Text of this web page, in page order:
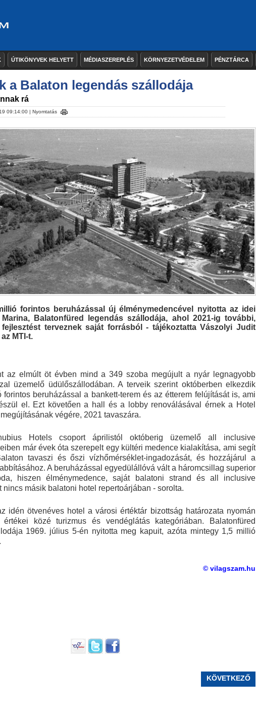
ÚTIKÖNYVEK HELYETT MÉDIASZEREPLÉS KÖRNYEZETVÉDELEM PÉNZTÁRCA
a Balaton legendás szállodája
rá
09:14:00 | Nyomtatás
forintos beruházással új élménymedencével nyitotta az idei
Balatonfüred legendás szállodája, ahol 2021-ig további,
terveznek saját forrásból - tájékoztatta Vászolyi Judit
MTI-t.
az elmúlt öt évben mind a 349 szoba megújult a nyár legnagyobb
üzemelő üdülőszállodában. A terveik szerint októberben elkezdik
forintos beruházással a bankett-terem és az étterem felújítását is, ami
el. Ezt követően a hall és a lobby renoválásával érnek a Hotel
végére, 2021 tavaszára.
Hotels csoport áprilistól októberig üzemelő all inclusive
már évek óta szerepelt egy kültéri medence kialakítása, ami segít
tavaszi és őszi vízhőmérséklet-ingadozását, és hozzájárul a
A beruházással egyedülállóvá vált a háromcsillag superior
hiszen élménymedence, saját balatoni strand és all inclusive
nincs másik balatoni hotel repertoárjában - sorolta.
idén ötvenéves hotel a városi értéktár bizottság határozata nyomán
közé turizmus és vendéglátás kategóriában. Balatonfüred
1969. július 5-én nyitotta meg kapuit, azóta mintegy 1,5 millió
© vilagszam.hu
KÖVETKEZŐ